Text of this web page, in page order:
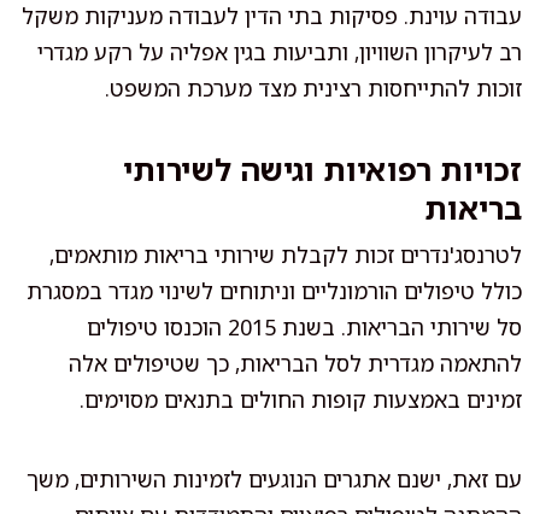
עבודה עוינת. פסיקות בתי הדין לעבודה מעניקות משקל
רב לעיקרון השוויון, ותביעות בגין אפליה על רקע מגדרי
זוכות להתייחסות רצינית מצד מערכת המשפט.
זכויות רפואיות וגישה לשירותי
בריאות
לטרנסג'נדרים זכות לקבלת שירותי בריאות מותאמים,
כולל טיפולים הורמונליים וניתוחים לשינוי מגדר במסגרת
סל שירותי הבריאות. בשנת 2015 הוכנסו טיפולים
להתאמה מגדרית לסל הבריאות, כך שטיפולים אלה
זמינים באמצעות קופות החולים בתנאים מסוימים.
עם זאת, ישנם אתגרים הנוגעים לזמינות השירותים, משך